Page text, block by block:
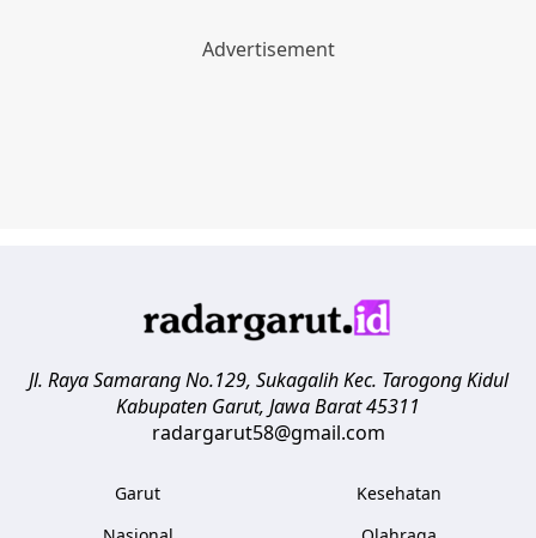
Jl. Raya Samarang No.129, Sukagalih Kec. Tarogong Kidul
Kabupaten Garut, Jawa Barat45311
radargarut58@gmail.com
Garut
Kesehatan